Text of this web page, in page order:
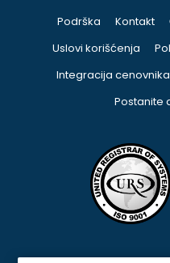
Podrška Kontakt
Uslovi korišćenja
Integracija
Postanite